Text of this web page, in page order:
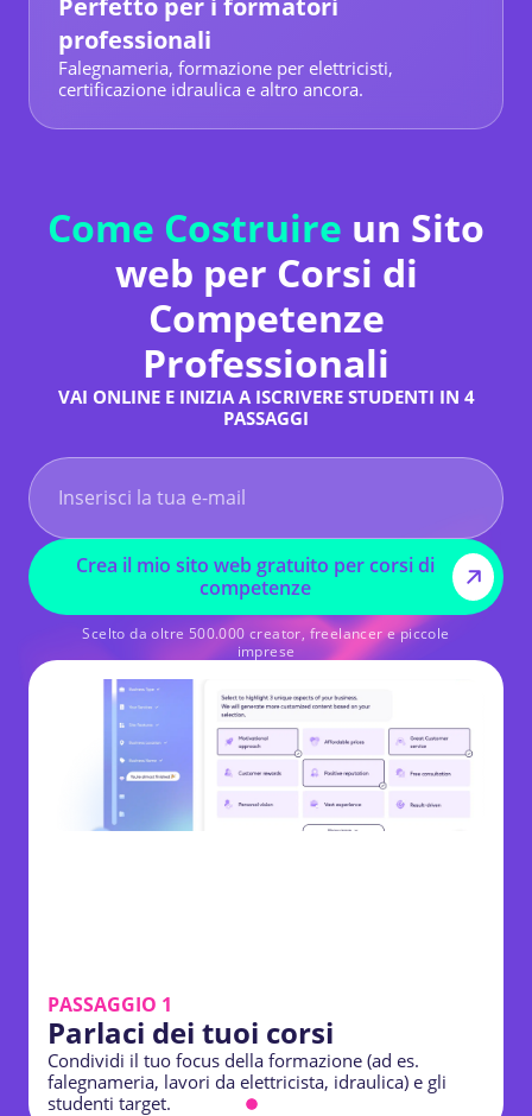
professionali
Falegnameria, formazione per elettricisti,
certificazione idraulica e altro ancora.
Come Costruire un Sito
web per Corsi di
Competenze
Professionali
VAI ONLINE E INIZIA A ISCRIVERE STUDENTI IN 4
PASSAGGI
Crea il mio sito web gratuito per corsi di
competenze
Scelto da oltre 500.000 creator, freelancer e piccole
imprese
PASSAGGIO 1
Parlaci dei tuoi corsi
Condividi il tuo focus della formazione (ad es.
falegnameria, lavori da elettricista, idraulica) e gli
studenti target.